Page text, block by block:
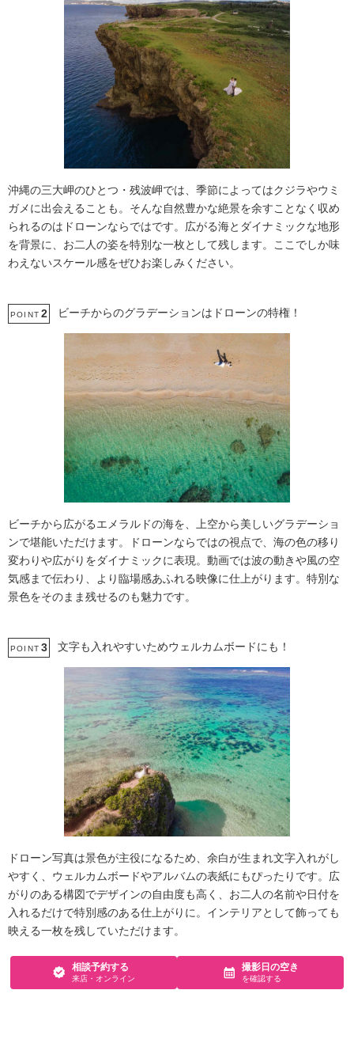
沖縄の三大岬のひとつ・残波岬では、季節によってはクジラやウミ
ガメに出会えることも。そんな自然豊かな絶景を余すことなく収め
られるのはドローンならではです。広がる海とダイナミックな地形
を背景に、お二人の姿を特別な一枚として残します。ここでしか味
わえないスケール感をぜひお楽しみください。
POINT 2 ビーチからのグラデーションはドローンの特権！
ビーチから広がるエメラルドの海を、上空から美しいグラデーショ
ンで堪能いただけます。ドローンならではの視点で、海の色の移り
変わりや広がりをダイナミックに表現。動画では波の動きや風の空
気感まで伝わり、より臨場感あふれる映像に仕上がります。特別な
景色をそのまま残せるのも魅力です。
POINT 3 文字も入れやすいためウェルカムボードにも！
ドローン写真は景色が主役になるため、余白が生まれ文字入れがし
やすく、ウェルカムボードやアルバムの表紙にもぴったりです。広
がりのある構図でデザインの自由度も高く、お二人の名前や日付を
入れるだけで特別感のある仕上がりに。インテリアとして飾っても
映える一枚を残していただけます。
相談予約する
来店・オンライン
撮影日の空き
を確認する